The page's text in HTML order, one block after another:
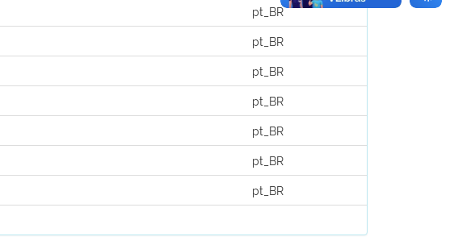
pt_BR
pt_BR
pt_BR
pt_BR
pt_BR
pt_BR
pt_BR